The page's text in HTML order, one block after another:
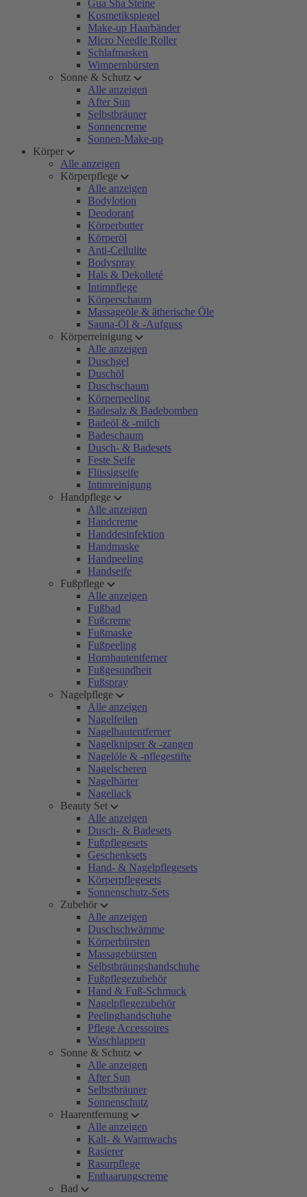
Gua Sha Steine
Kosmetikspiegel
Make-up Haarbänder
Micro Needle Roller
Schlafmasken
Wimpernbürsten
Sonne & Schutz
Alle anzeigen
After Sun
Selbstbräuner
Sonnencreme
Sonnen-Make-up
Körper
Alle anzeigen
Körperpflege
Alle anzeigen
Bodylotion
Deodorant
Körperbutter
Körperöl
Anti-Cellulite
Bodyspray
Hals & Dekolleté
Intimpflege
Körperschaum
Massageöle & ätherische Öle
Sauna-Öl & -Aufguss
Körperreinigung
Alle anzeigen
Duschgel
Duschöl
Duschschaum
Körperpeeling
Badesalz & Badebomben
Badeöl & -milch
Badeschaum
Dusch- & Badesets
Feste Seife
Flüssigseife
Intimreinigung
Handpflege
Alle anzeigen
Handcreme
Handdesinfektion
Handmaske
Handpeeling
Handseife
Fußpflege
Alle anzeigen
Fußbad
Fußcreme
Fußmaske
Fußpeeling
Hornhautentferner
Fußgesundheit
Fußspray
Nagelpflege
Alle anzeigen
Nagelfeilen
Nagelhautentferner
Nagelknipser & -zangen
Nagelöle & -pflegestifte
Nagelscheren
Nagelhärter
Nagellack
Beauty Set
Alle anzeigen
Dusch- & Badesets
Fußpflegesets
Geschenksets
Hand- & Nagelpflegesets
Körperpflegesets
Sonnenschutz-Sets
Zubehör
Alle anzeigen
Duschschwämme
Körperbürsten
Massagebürsten
Selbstbräungshandschuhe
Fußpflegezubehör
Hand & Fuß-Schmuck
Nagelpflegezubehör
Peelinghandschuhe
Pflege Accessoires
Waschlappen
Sonne & Schutz
Alle anzeigen
After Sun
Selbstbräuner
Sonnenschutz
Haarentfernung
Alle anzeigen
Kalt- & Warmwachs
Rasierer
Rasurpflege
Enthaarungscreme
Bad